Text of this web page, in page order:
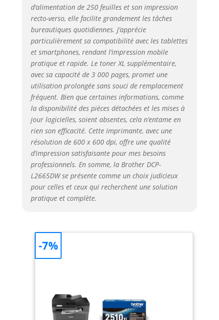
d’alimentation de 250 feuilles et son impression
recto-verso, elle facilite grandement les tâches
bureautiques quotidiennes. J’apprécie
particulièrement sa compatibilité avec les tablettes
et smartphones, rendant l’impression mobile
pratique et rapide. Le toner XL supplémentaire,
avec sa capacité de 3 000 pages, promet une
utilisation prolongée sans souci de remplacement
fréquent. Bien que certaines informations, comme
la disponibilité des pièces détachées et les mises à
jour logicielles, soient absentes, cela n’entame en
rien son efficacité. Cette imprimante, avec une
résolution de 600 x 600 dpi, offre une qualité
d’impression satisfaisante pour mes besoins
professionnels. En somme, la Brother DCP-
L2665DW se présente comme un choix judicieux
pour celles et ceux qui recherchent une solution
pratique et complète.
-7%